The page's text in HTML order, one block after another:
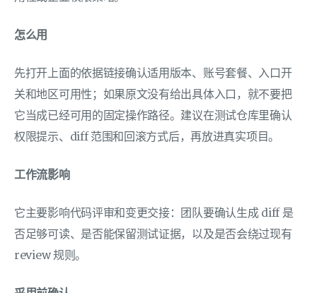
怎么用
先打开上面的依据链接确认适用版本、账号套餐、入口开
关和地区可用性；如果原文没有给出具体入口，就不要把
它当成已经可用的固定操作路径。建议在测试仓库里确认
权限提示、diff 范围和回滚方式后，再放进真实项目。
工作流影响
它主要影响代码评审和变更交接：团队要确认生成 diff 是
否足够可读、是否能保留测试证据，以及是否会绕过现有
review 规则。